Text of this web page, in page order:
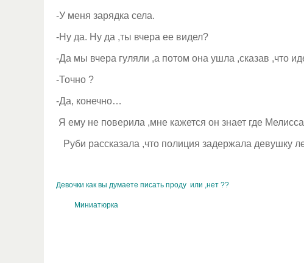
-У меня зарядка села.
-Ну да. Ну да ,ты вчера ее видел?
-Да мы вчера гуляли ,а потом она ушла ,сказав ,что
-Точно ?
-Да, конечно…
Я ему не поверила ,мне кажется он знает где
Руби рассказала ,что полиция задержала девушку
Девочки как вы думаете писать проду или ,нет ??
Миниатюрка